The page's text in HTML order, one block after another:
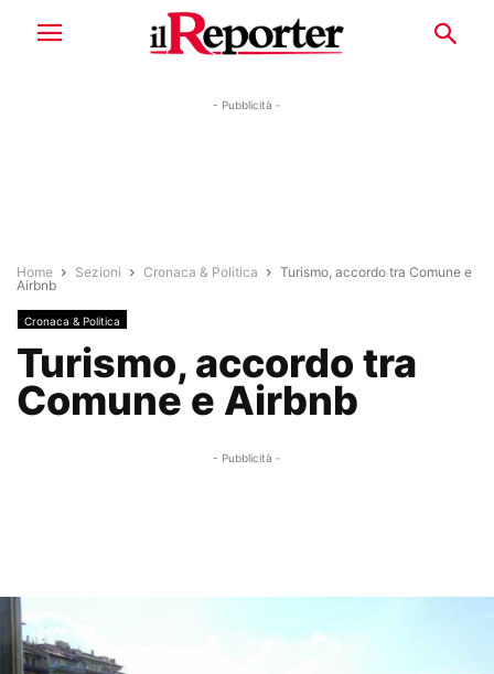
- Pubblicità -
Home Sezioni Cronaca & Politica
Turismo, accordo tra Comune e
Airbnb
Cronaca & Politica
Turismo, accordo tra
Comune e Airbnb
- Pubblicità -